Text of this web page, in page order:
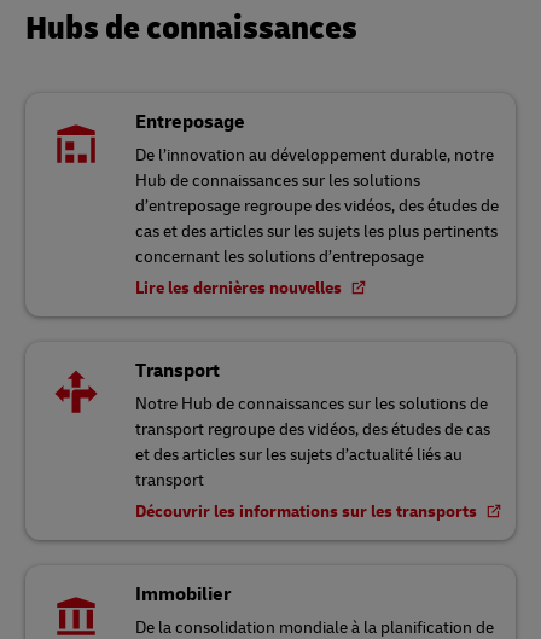
Hubs de connaissances
Entreposage
De l’innovation au développement durable, notre
Hub de connaissances sur les solutions
d’entreposage regroupe des vidéos, des études de
cas et des articles sur les sujets les plus pertinents
concernant les solutions d’entreposage
Lire les dernières nouvelles
Transport
Notre Hub de connaissances sur les solutions de
transport regroupe des vidéos, des études de cas
et des articles sur les sujets d’actualité liés au
transport
Découvrir les informations sur les transports
Immobilier
De la consolidation mondiale à la planification de